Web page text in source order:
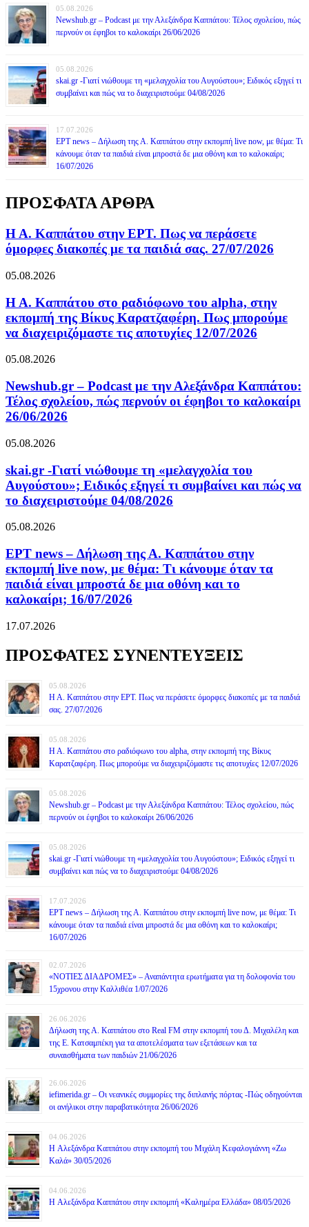
05.08.2026
Newshub.gr – Podcast με την Αλεξάνδρα Καππάτου: Τέλος σχολείου, πώς
περνούν οι έφηβοι το καλοκαίρι 26/06/2026
05.08.2026
skai.gr -Γιατί νιώθουμε τη «μελαγχολία του Αυγούστου»; Ειδικός εξηγεί τι
συμβαίνει και πώς να το διαχειριστούμε 04/08/2026
17.07.2026
ΕΡΤ news – Δήλωση της Α. Καππάτου στην εκπομπή live now, με θέμα: Τι
κάνουμε όταν τα παιδιά είναι μπροστά δε μια οθόνη και το καλοκαίρι;
16/07/2026
ΠΡΟΣΦΑΤΑ ΑΡΘΡΑ
Η Α. Καππάτου στην ΕΡΤ. Πως να περάσετε
όμορφες διακοπές με τα παιδιά σας. 27/07/2026
05.08.2026
Η Α. Καππάτου στο ραδιόφωνο του alpha, στην
εκπομπή της Βίκυς Καρατζαφέρη. Πως μπορούμε
να διαχειριζόμαστε τις αποτυχίες 12/07/2026
05.08.2026
Newshub.gr – Podcast με την Αλεξάνδρα Καππάτου:
Τέλος σχολείου, πώς περνούν οι έφηβοι το καλοκαίρι
26/06/2026
05.08.2026
skai.gr -Γιατί νιώθουμε τη «μελαγχολία του
Αυγούστου»; Ειδικός εξηγεί τι συμβαίνει και πώς να
το διαχειριστούμε 04/08/2026
05.08.2026
ΕΡΤ news – Δήλωση της Α. Καππάτου στην
εκπομπή live now, με θέμα: Τι κάνουμε όταν τα
παιδιά είναι μπροστά δε μια οθόνη και το
καλοκαίρι; 16/07/2026
17.07.2026
ΠΡΟΣΦΑΤΕΣ ΣΥΝΕΝΤΕΥΞΕΙΣ
05.08.2026
Η Α. Καππάτου στην ΕΡΤ. Πως να περάσετε όμορφες διακοπές με τα παιδιά
σας. 27/07/2026
05.08.2026
Η Α. Καππάτου στο ραδιόφωνο του alpha, στην εκπομπή της Βίκυς
Καρατζαφέρη. Πως μπορούμε να διαχειριζόμαστε τις αποτυχίες 12/07/2026
05.08.2026
Newshub.gr – Podcast με την Αλεξάνδρα Καππάτου: Τέλος σχολείου, πώς
περνούν οι έφηβοι το καλοκαίρι 26/06/2026
05.08.2026
skai.gr -Γιατί νιώθουμε τη «μελαγχολία του Αυγούστου»; Ειδικός εξηγεί τι
συμβαίνει και πώς να το διαχειριστούμε 04/08/2026
17.07.2026
ΕΡΤ news – Δήλωση της Α. Καππάτου στην εκπομπή live now, με θέμα: Τι
κάνουμε όταν τα παιδιά είναι μπροστά δε μια οθόνη και το καλοκαίρι;
16/07/2026
02.07.2026
«ΝΟΤΙΕΣ ΔΙΑΔΡΟΜΕΣ» – Αναπάντητα ερωτήματα για τη δολοφονία του
15χρονου στην Καλλιθέα 1/07/2026
26.06.2026
Δήλωση της Α. Καππάτου στο Real FM στην εκπομπή του Δ. Μιχαλέλη και
της Ε. Κατσαμπέκη για τα αποτελέσματα των εξετάσεων και τα
συναισθήματα των παιδιών 21/06/2026
26.06.2026
iefimerida.gr – Οι νεανικές συμμορίες της διπλανής πόρτας -Πώς οδηγούνται
οι ανήλικοι στην παραβατικότητα 26/06/2026
04.06.2026
H Αλεξάνδρα Καππάτου στην εκπομπή του Μιχάλη Κεφαλογιάννη «Ζω
Καλά» 30/05/2026
04.06.2026
H Αλεξάνδρα Καππάτου στην εκπομπή «Καλημέρα Ελλάδα» 08/05/2026